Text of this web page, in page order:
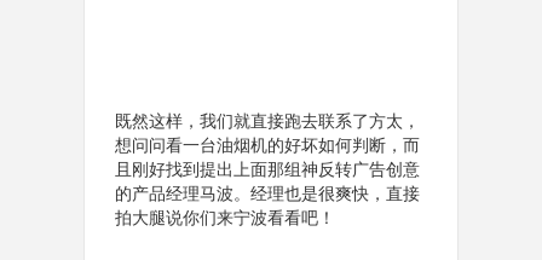
既然这样，我们就直接跑去联系了方太，
想问问看一台油烟机的好坏如何判断，而
且刚好找到提出上面那组神反转广告创意
的产品经理马波。经理也是很爽快，直接
拍大腿说你们来宁波看看吧！